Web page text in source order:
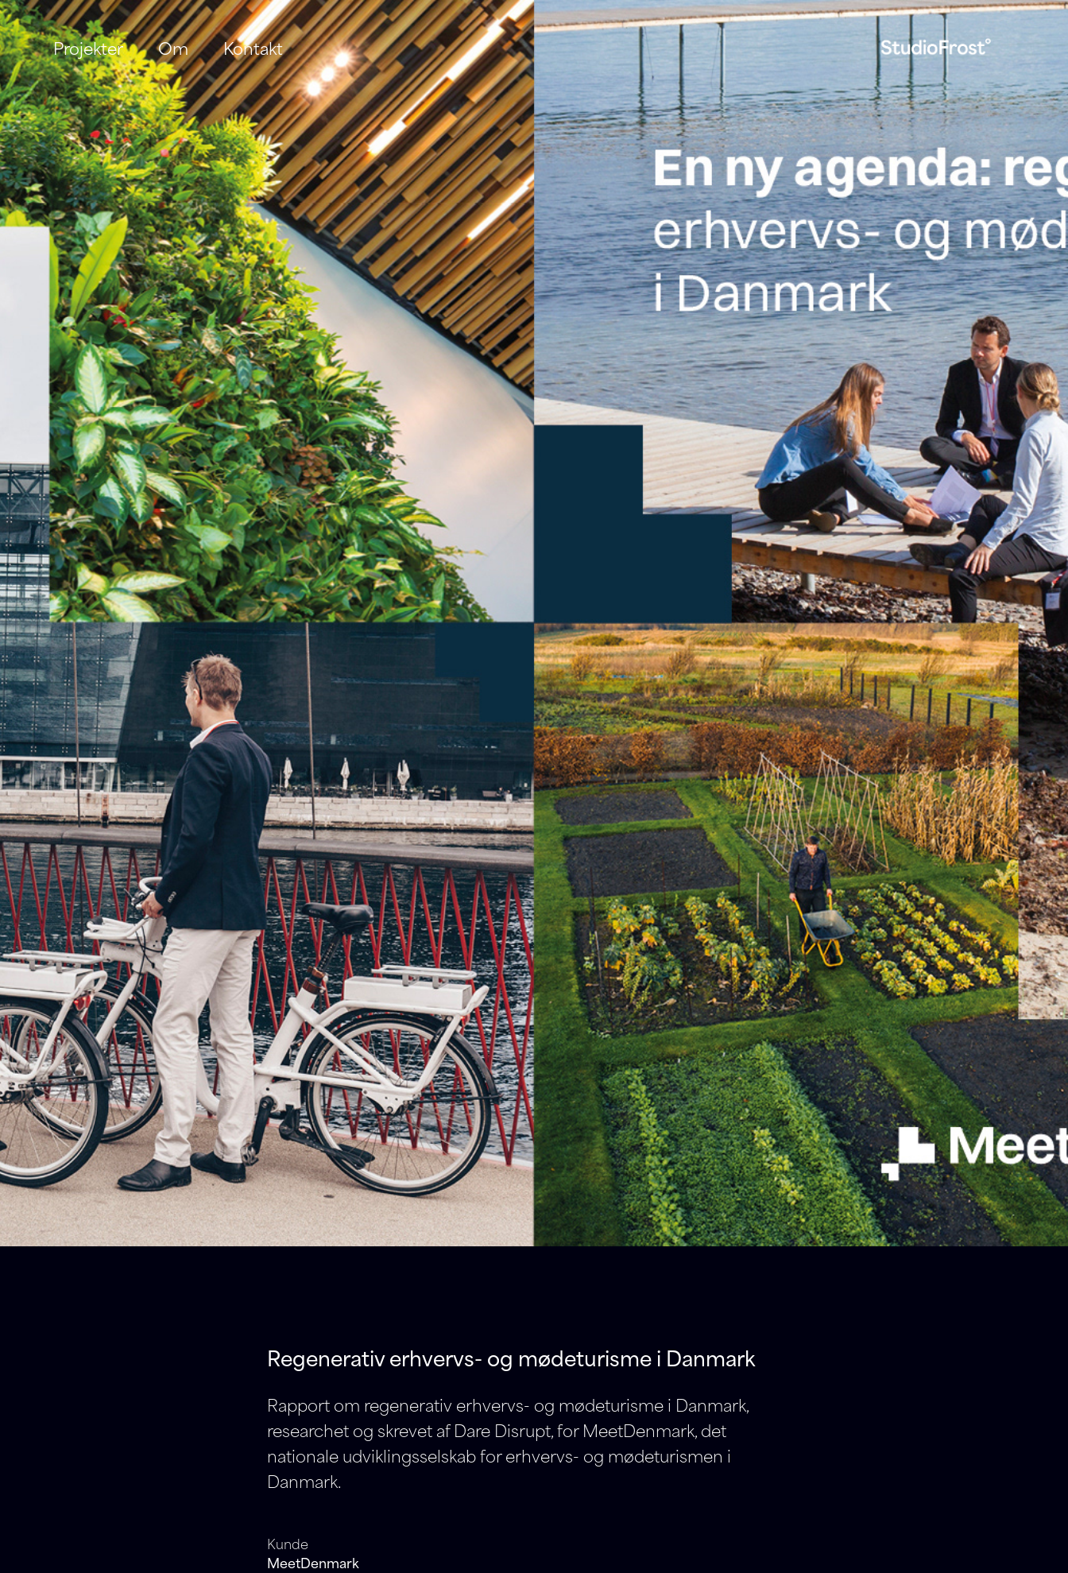
Projekter Om Kontakt
Regenerativ erhvervs- og mødeturisme i Danmark
Rapport om regenerativ erhvervs- og mødeturisme i Danmark,
researchet og skrevet af Dare Disrupt, for MeetDenmark, det
nationale udviklingsselskab for erhvervs- og mødeturismen i
Danmark.
Kunde
MeetDenmark